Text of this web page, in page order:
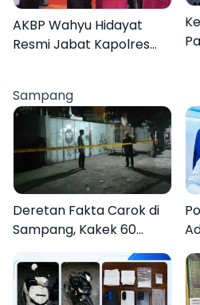
AKBP Wahyu Hidayat
Resmi Jabat Kapolres
Sampang
Deretan Fakta Carok di
Sampang, Kakek 60
Tahun Duel Melawan 2
Pria